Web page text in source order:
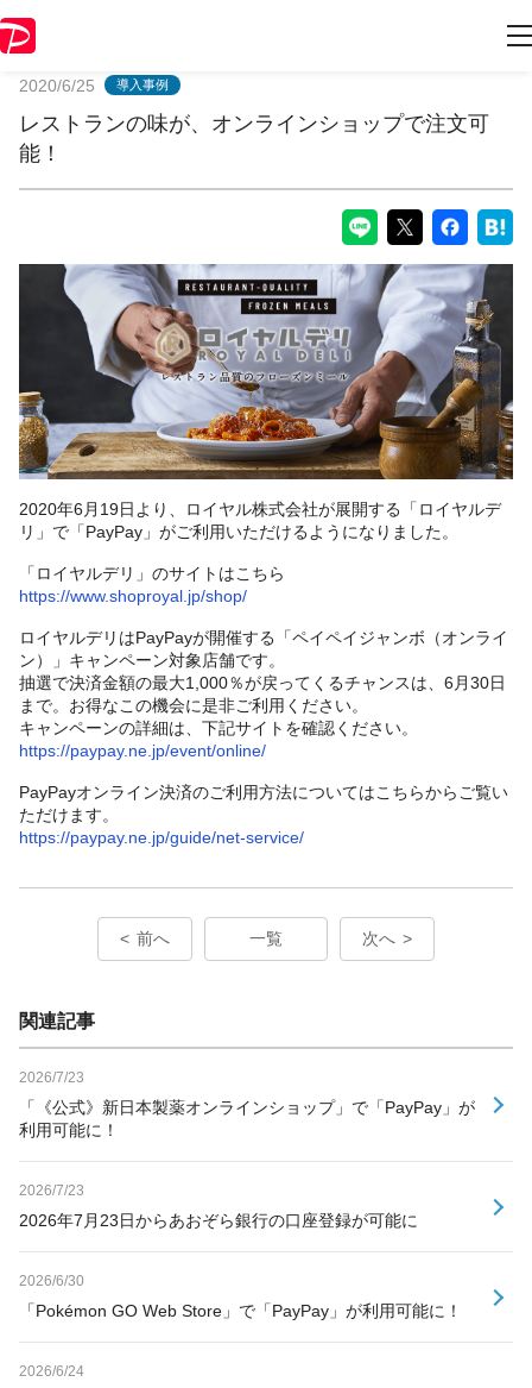
2020/6/25 導入事例
レストランの味が、オンラインショップで注文可
能！
2020年6月19日より、ロイヤル株式会社が展開する「ロイヤルデ
リ」で「PayPay」がご利用いただけるようになりました。
「ロイヤルデリ」のサイトはこちら
https://www.shoproyal.jp/shop/
ロイヤルデリはPayPayが開催する「ペイペイジャンボ（オンライ
ン）」キャンペーン対象店舗です。
抽選で決済金額の最大1,000％が戻ってくるチャンスは、6月30日
まで。お得なこの機会に是非ご利用ください。
キャンペーンの詳細は、下記サイトを確認ください。
https://paypay.ne.jp/event/online/
PayPayオンライン決済のご利用方法についてはこちらからご覧い
ただけます。
https://paypay.ne.jp/guide/net-service/
前へ 一覧 次へ
関連記事
2026/7/23
「《公式》新日本製薬オンラインショップ」で「PayPay」が
利用可能に！
2026/7/23
2026年7月23日からあおぞら銀行の口座登録が可能に
2026/6/30
「Pokémon GO Web Store」で「PayPay」が利用可能に！
2026/6/24